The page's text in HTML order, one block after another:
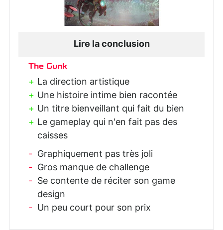
Lire la conclusion
The Gunk
La direction artistique
Une histoire intime bien racontée
Un titre bienveillant qui fait du bien
Le gameplay qui n'en fait pas des
caisses
Graphiquement pas très joli
Gros manque de challenge
Se contente de réciter son game
design
Un peu court pour son prix